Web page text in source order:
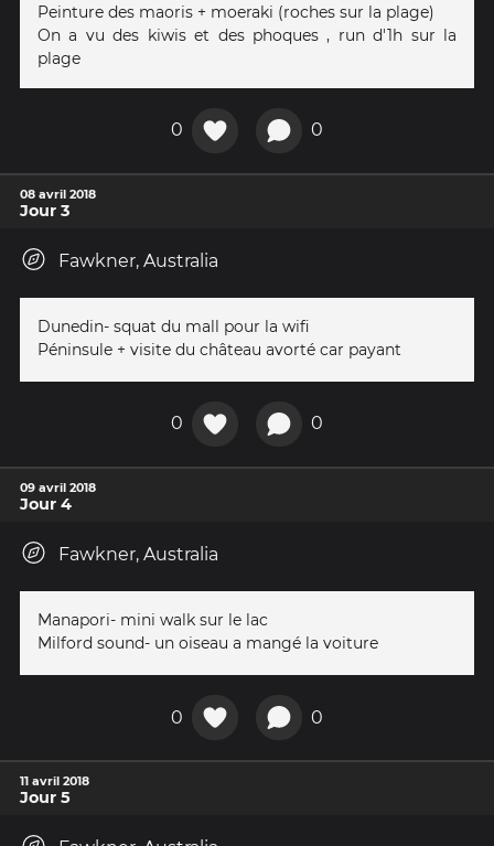
Peinture des maoris + moeraki (roches sur la plage)
On a vu des kiwis et des phoques , run d'1h sur la
plage
0 0
08 avril 2018
Jour 3
Fawkner, Australia
Dunedin- squat du mall pour la wifi
Péninsule + visite du château avorté car payant
0 0
09 avril 2018
Jour 4
Fawkner, Australia
Manapori- mini walk sur le lac
Milford sound- un oiseau a mangé la voiture
0 0
11 avril 2018
Jour 5